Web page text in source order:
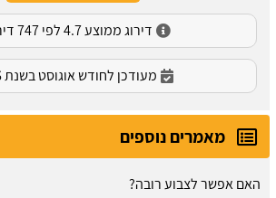
דירוג ממוצע 4.7 לפי 747 דירוגים
מעודכן לחודש אוגוסט בשנת 2026
מאמרים נוספים
האם אפשר לצבוע רובה?